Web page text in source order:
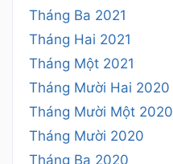
Tháng Ba 2021
Tháng Hai 2021
Tháng Một 2021
Tháng Mười Hai 2020
Tháng Mười Một 2020
Tháng Mười 2020
Tháng Ba 2020